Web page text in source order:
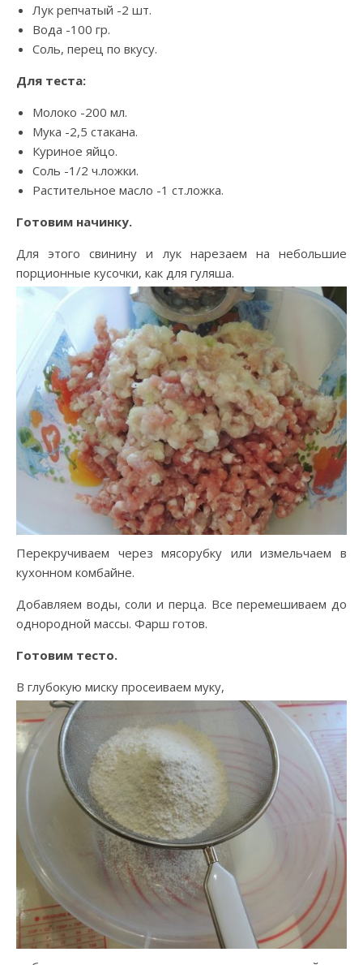
Лук репчатый -2 шт.
Вода -100 гр.
Соль, перец по вкусу.
Для теста:
Молоко -200 мл.
Мука -2,5 стакана.
Куриное яйцо.
Соль -1/2 ч.ложки.
Растительное масло -1 ст.ложка.
Готовим начинку.
Для этого свинину и лук нарезаем на небольшие
порционные кусочки, как для гуляша.
Перекручиваем через мясорубку или измельчаем в
кухонном комбайне.
Добавляем воды, соли и перца. Все перемешиваем до
однородной массы. Фарш готов.
Готовим тесто.
В глубокую миску просеиваем муку,